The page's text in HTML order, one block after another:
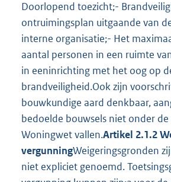
Doorlopend toezicht;-
ontruimingsplan uitgaande van
interne organisatie;- Het
aantal personen in een ruimte
in eeninrichting met het oog op
brandveiligheid.Ook zijn
bouwkundige aard denkbaar,
bedoelde bouwsels niet onder
Woningwet vallen.Artikel 2.1.2
vergunningWeigeringsgronden
niet expliciet genoemd.